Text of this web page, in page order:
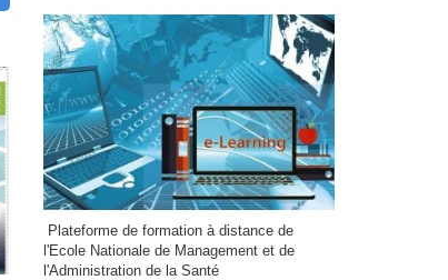
Plateforme de formation à distance de
l'Ecole Nationale de Management et de
l'Administration de la Santé